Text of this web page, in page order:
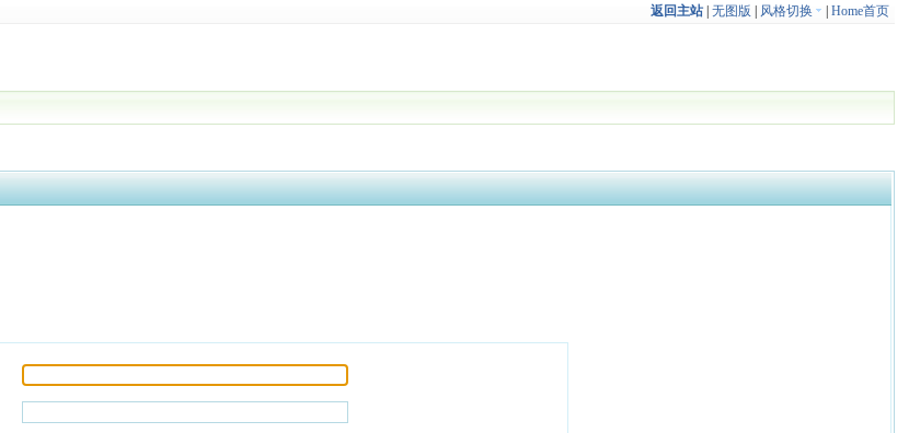
返回主站| 无图版 风格切换 Home首页